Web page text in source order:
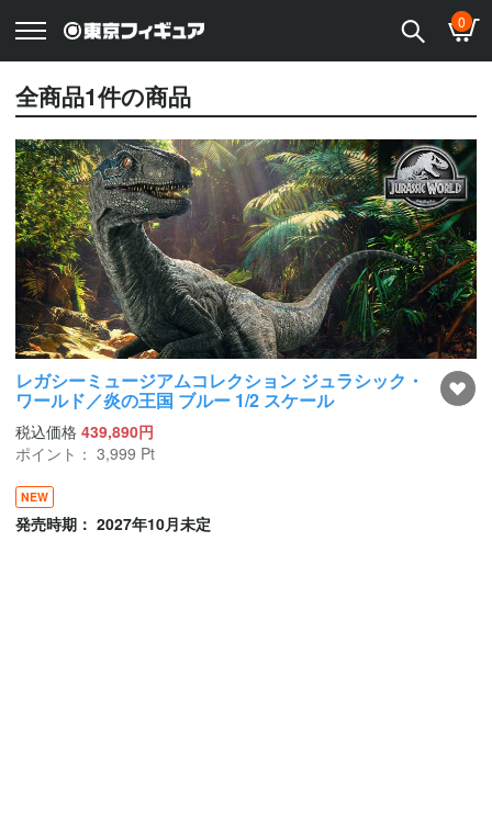
0
全商品1件の商品
レガシーミュージアムコレクション ジュラシック・
ワールド／炎の王国 ブルー 1/2 スケール
税込価格 439,890円
ポイント： 3,999 Pt
NEW
発売時期： 2027年10月未定